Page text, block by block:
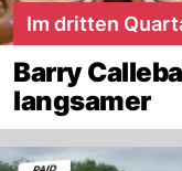
Im dritten
Barry
langsamer